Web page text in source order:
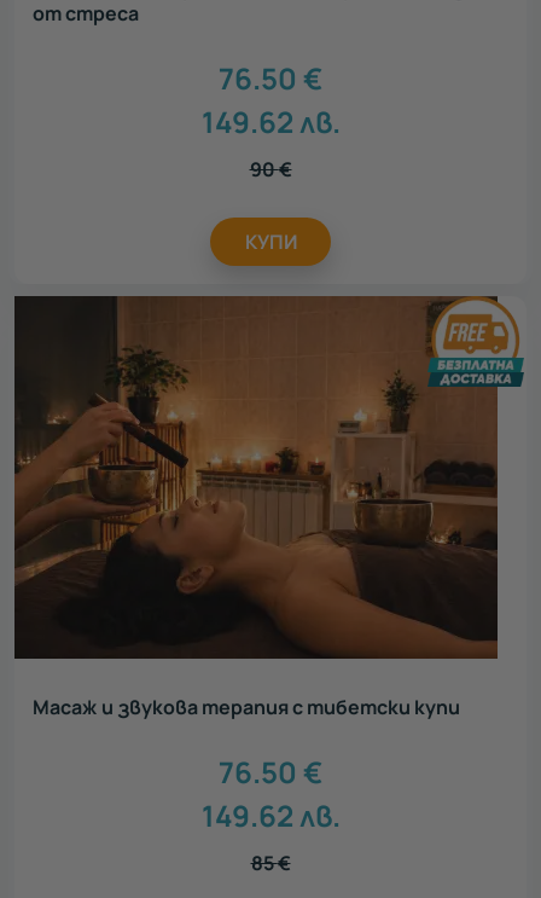
от стреса
76.50 €
149.62лв.
90€
КУПИ
Масаж и звукова терапия с тибетски купи
76.50 €
149.62лв.
85€